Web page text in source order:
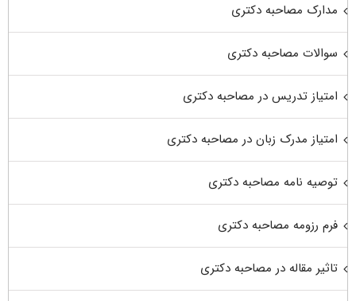
مدارک مصاحبه دکتری
سوالات مصاحبه دکتری
امتیاز تدریس در مصاحبه دکتری
امتیاز مدرک زبان در مصاحبه دکتری
توصیه نامه مصاحبه دکتری
فرم رزومه مصاحبه دکتری
تاثیر مقاله در مصاحبه دکتری